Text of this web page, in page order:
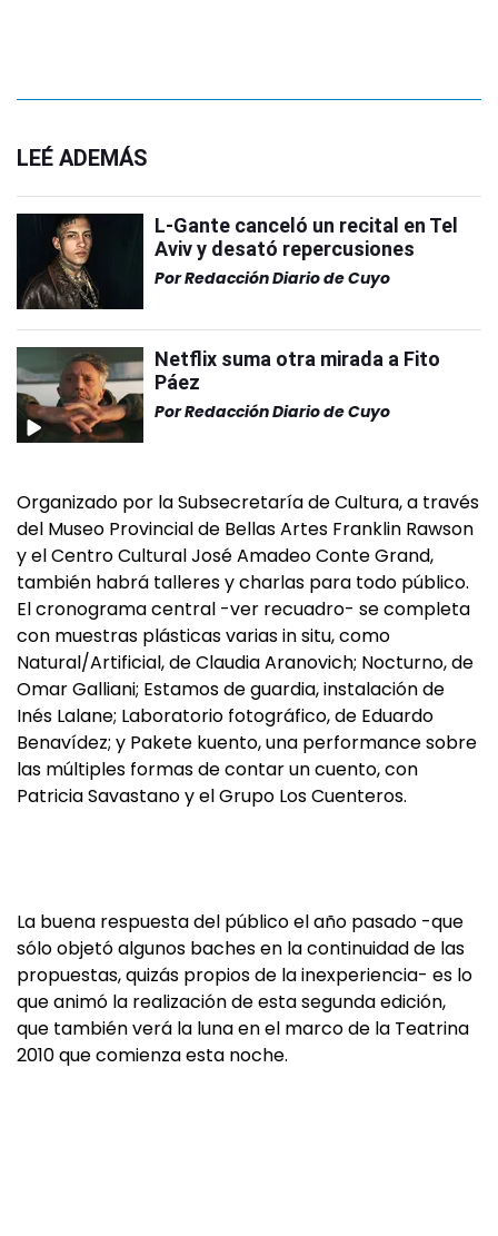
LEÉ ADEMÁS
L-Gante canceló un recital en Tel
Aviv y desató repercusiones
PorRedacción Diario de Cuyo
Netflix suma otra mirada a Fito
Páez
PorRedacción Diario de Cuyo
Organizado por la Subsecretaría de Cultura, a través
del Museo Provincial de Bellas Artes Franklin Rawson
y el Centro Cultural José Amadeo Conte Grand,
también habrá talleres y charlas para todo público.
El cronograma central -ver recuadro- se completa
con muestras plásticas varias in situ, como
Natural/Artificial, de Claudia Aranovich; Nocturno, de
Omar Galliani; Estamos de guardia, instalación de
Inés Lalane; Laboratorio fotográfico, de Eduardo
Benavídez; y Pakete kuento, una performance sobre
las múltiples formas de contar un cuento, con
Patricia Savastano y el Grupo Los Cuenteros.
La buena respuesta del público el año pasado -que
sólo objetó algunos baches en la continuidad de las
propuestas, quizás propios de la inexperiencia- es lo
que animó la realización de esta segunda edición,
que también verá la luna en el marco de la Teatrina
2010 que comienza esta noche.